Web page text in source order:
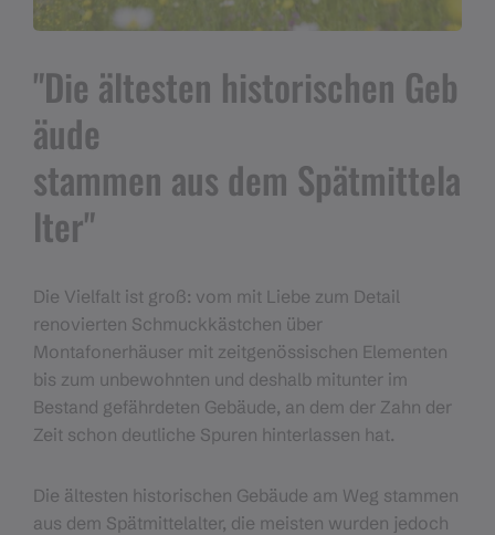
"Die ältesten historischen Geb
äude
stammen aus dem Spätmittela
lter"
Die Vielfalt ist groß: vom mit Liebe zum Detail
renovierten Schmuckkästchen über
Montafonerhäuser mit zeitgenössischen Elementen
bis zum unbewohnten und deshalb mitunter im
Bestand gefährdeten Gebäude, an dem der Zahn der
Zeit schon deutliche Spuren hinterlassen hat.
Die ältesten historischen Gebäude am Weg stammen
aus dem Spätmittelalter, die meisten wurden jedoch